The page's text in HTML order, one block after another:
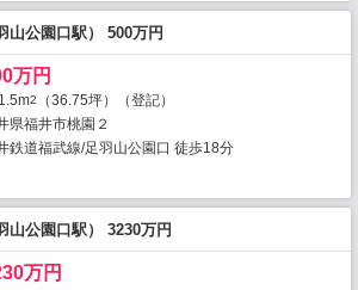
山公園口駅） 500万円
万円
2
（36.75坪）（登記）
県福井市桃園２
鉄道福武線/足羽山公園口 徒歩18分
山公園口駅） 3230万円
万円